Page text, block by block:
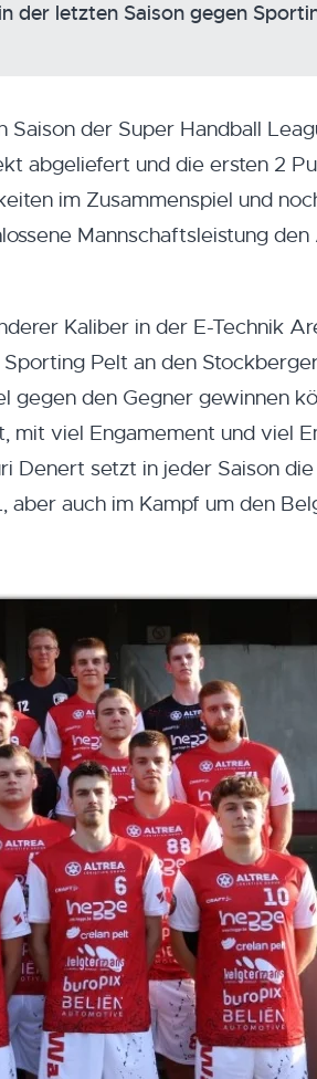
der letzten Saison gegen
Saison der Super Handball
abgeliefert und die ersten 2
im Zusammenspiel und
Mannschaftsleistung den
Kaliber in der E-Technik
Pelt an den
gegen den Gegner gewinnen
mit viel Engamement und viel
Denert setzt in jeder Saison
auch im Kampf um den